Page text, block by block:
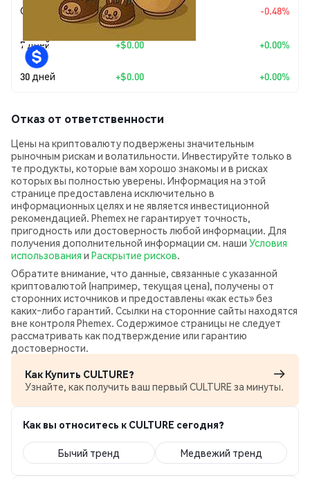
Сегодня +$0.071372 -0.48%
7 дней +$0.00 +0.00%
30 дней +$0.00 +0.00%
Отказ от ответственности
Цены на криптовалюту подвержены значительным
рыночным рискам и волатильности. Инвестируйте только в
те продукты, которые вам хорошо знакомы и в рисках
которых вы полностью уверены. Информация на этой
странице предоставлена исключительно в
информационных целях и не является инвестиционной
рекомендацией. Phemex не гарантирует точность,
пригодность или достоверность любой информации. Для
получения дополнительной информации см. наши Условия
использования и Раскрытие рисков.
Обратите внимание, что данные, связанные с указанной
криптовалютой (например, текущая цена), получены от
сторонних источников и предоставлены «как есть» без
каких‑либо гарантий. Ссылки на сторонние сайты находятся
вне контроля Phemex. Содержимое страницы не следует
рассматривать как подтверждение или гарантию
достоверности.
Как Купить CULTURE?
Узнайте, как получить ваш первый CULTURE за минуты.
Как вы относитесь к CULTURE сегодня?
Бычий тренд Медвежий тренд